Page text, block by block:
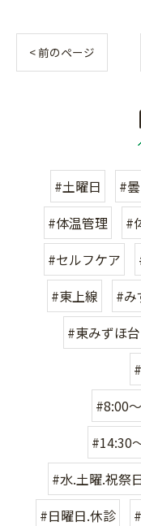
< 前のページ
#土曜日 #
#体温管理
#
#セルフケア
#東上線
#み
#東みずほ台
#8:00
#14:30
#水.土曜.祝祭
#日曜日.休診